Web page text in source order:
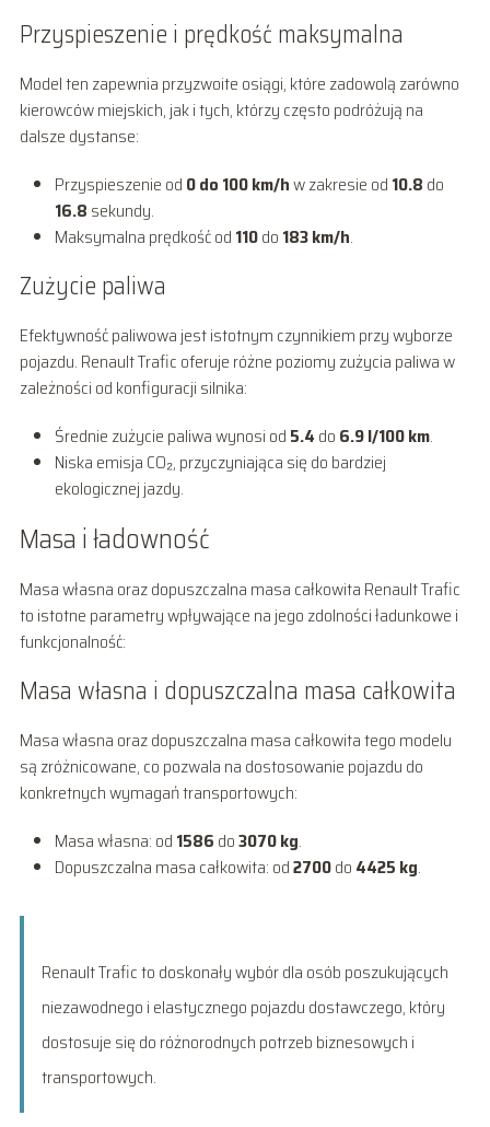
Przyspieszenie i prędkość maksymalna
Model ten zapewnia przyzwoite osiągi, które zadowolą zarówno
kierowców miejskich, jak i tych, którzy często podróżują na
dalsze dystanse:
Przyspieszenie od 0 do 100 km/hw zakresie od 10.8 do
16.8 sekundy.
Maksymalna prędkość od 110do 183 km/h.
Zużycie paliwa
Efektywność paliwowa jest istotnym czynnikiem przy wyborze
pojazdu. Renault Trafic oferuje różne poziomy zużycia paliwa w
zależności od konfiguracji silnika:
Średnie zużycie paliwa wynosi od 5.4 do 6.9 l/100 km.
Niska emisja CO₂, przyczyniająca się do bardziej
ekologicznej jazdy.
Masa i ładowność
Masa własna oraz dopuszczalna masa całkowita Renault Trafic
to istotne parametry wpływające na jego zdolności ładunkowe i
funkcjonalność:
Masa własna i dopuszczalna masa całkowita
Masa własna oraz dopuszczalna masa całkowita tego modelu
są zróżnicowane, co pozwala na dostosowanie pojazdu do
konkretnych wymagań transportowych:
Masa własna: od 1586 do3070 kg.
Dopuszczalna masa całkowita: od2700do 4425 kg.
Renault Trafic to doskonały wybór dla osób poszukujących
niezawodnego i elastycznego pojazdu dostawczego, który
dostosuje się do różnorodnych potrzeb biznesowych i
transportowych.